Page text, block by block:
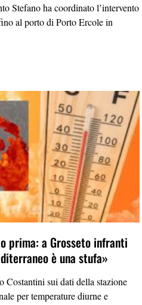
Stefano ha coordinato l’intervento
al porto di Porto Ercole in
prima: a Grosseto infranti
è una stufa»
Costantini sui dati della stazione
per temperature diurne e